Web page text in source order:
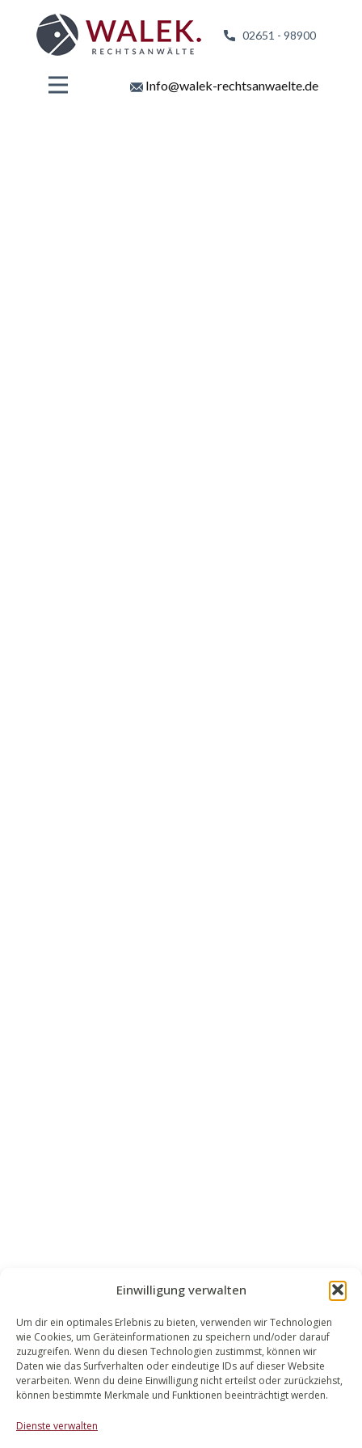
Einwilligung verwalten
Um dir ein optimales Erlebnis zu bieten, verwenden wir Technologien
wie Cookies, um Geräteinformationen zu speichern und/oder darauf
zuzugreifen. Wenn du diesen Technologien zustimmst, können wir
Daten wie das Surfverhalten oder eindeutige IDs auf dieser Website
verarbeiten. Wenn du deine Einwilligung nicht erteilst oder zurückziehst,
können bestimmte Merkmale und Funktionen beeinträchtigt werden.
Dienste verwalten
02651 - 98900
Info@walek-rechtsanwaelte.de
WALEK RECHTSANWÄLT​​E
Bachstraße 13
56727 Mayen
02651 98 900